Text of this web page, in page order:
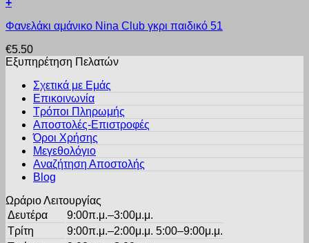
επιλογές
να
στη
σελίδα
προϊόντος
+
το
έχει
πολλαπλές
επιλογές
μπορούν
επιλεγούν
σελίδα
Φανελάκι αμάνικο Nina Club γκρι παιδικό 51
€5.50
Εξυπηρέτηση Πελατών
Σχετικά με Εμάς
Επικοινωνία
Τρόποι Πληρωμής
Αποστολές-Επιστροφές
Όροι Χρήσης
Μεγεθολόγιο
Αναζήτηση Αποστολής
Blog
Ωράριο Λειτουργίας
Δευτέρα
9:00π.μ.–3:00μ.μ.
Τρίτη
9:00π.μ.–2:00μ.μ. 5:00–9:00μ.μ.